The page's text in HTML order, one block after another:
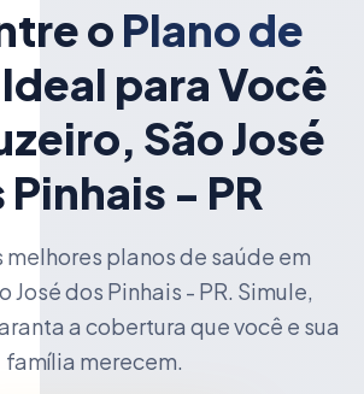
o Plano de
Ideal para Você
São José
Pinhais - PR
planos de saúde em
José dos Pinhais - PR. Simule,
a cobertura que você e sua
família merecem.